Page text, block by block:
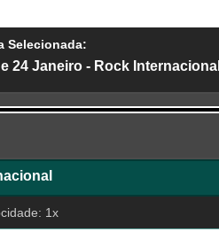
Selecionada:
24 Janeiro - Rock Internacional
1x